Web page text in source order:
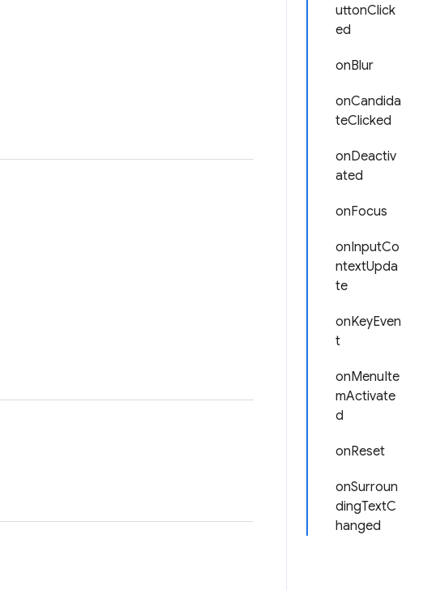
uttonClick
ed
onBlur
onCandida
teClicked
onDeactiv
ated
onFocus
onInputCo
ntextUpda
te
onKeyEven
t
onMenuIte
mActivate
d
onReset
onSurroun
dingTextC
hanged